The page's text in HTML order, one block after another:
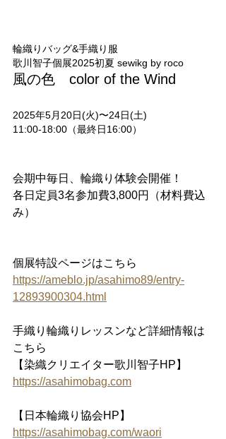
輪織りバッグ&手織り服
歌川智子個展2025初夏 sewikg by roco
風の色　color of the Wind
2025年5月20日(火)〜24日(土)
11:00-18:00（最終日16:00）
会期中毎日、輪織り体験会開催！
各日定員3名参加費3,800円（材料費込
み）
個展特設ページはこちら
https://ameblo.jp/asahimo89/entry-
12893900304.html
手織り輪織りレッスンなど詳細情報は
こちら
【染織クリエイター歌川智子HP】
https://asahimobag.com
【日本輪織り協会HP】
https://asahimobag.com/waori